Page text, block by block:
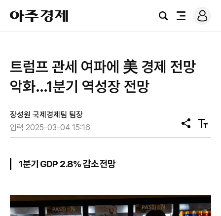
아
주
경
검
전
로
그
트럼프 관세 여파에 美 경제 전망
악화…1분기 역성장 전망
장성원 국제경제팀 팀장
입력 2025-03-04 15:16
공
유
텍
스
1분기 GDP 2.8% 감소 전망